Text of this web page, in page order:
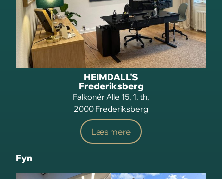
HEIMDALL'S
Frederiksberg
Falkonér Alle 15, 1. th,
2000 Frederiksberg
Læs mere
Fyn